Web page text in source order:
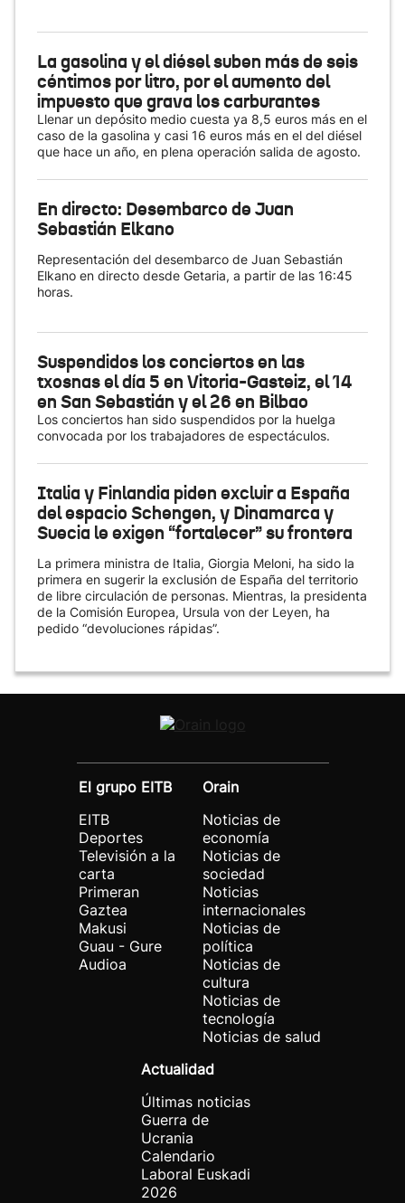
La gasolina y el diésel suben más de seis
céntimos por litro, por el aumento del
impuesto que grava los carburantes
Llenar un depósito medio cuesta ya 8,5 euros más en el
caso de la gasolina y casi 16 euros más en el del diésel
que hace un año, en plena operación salida de agosto.
En directo: Desembarco de Juan
Sebastián Elkano
Representación del desembarco de Juan Sebastián
Elkano en directo desde Getaria, a partir de las 16:45
horas.
Suspendidos los conciertos en las
txosnas el día 5 en Vitoria-Gasteiz, el 14
en San Sebastián y el 26 en Bilbao
Los conciertos han sido suspendidos por la huelga
convocada por los trabajadores de espectáculos.
Italia y Finlandia piden excluir a España
del espacio Schengen, y Dinamarca y
Suecia le exigen “fortalecer” su frontera
La primera ministra de Italia, Giorgia Meloni, ha sido la
primera en sugerir la exclusión de España del territorio
de libre circulación de personas. Mientras, la presidenta
de la Comisión Europea, Ursula von der Leyen, ha
pedido “devoluciones rápidas”.
El grupo EITB
EITB
Deportes
Televisión a la
carta
Primeran
Gaztea
Makusi
Guau - Gure
Audioa
Orain
Noticias de
economía
Noticias de
sociedad
Noticias
internacionales
Noticias de
política
Noticias de
cultura
Noticias de
tecnología
Noticias de salud
Actualidad
Últimas noticias
Guerra de
Ucrania
Calendario
Laboral Euskadi
2026